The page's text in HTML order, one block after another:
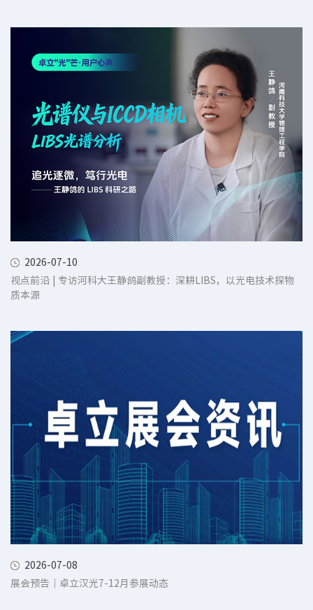
2026-07-10
视点前沿 | 专访河科大王静鸽副教授：深耕LIBS，以光电技术探物
质本源
2026-07-08
展会预告｜卓立汉光7-12月参展动态